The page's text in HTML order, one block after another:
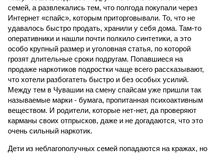
семей, а развлекались тем, что полгода покупали через
Интернет «спайс», которым приторговывали. То, что не
удавалось быстро продать, хранили у себя дома. Там-то
оперативники и нашли почти полкило синтетики, а это
особо крупный размер и уголовная статья, по которой
грозят длительные сроки подругам. Попавшиеся на
продаже наркотиков подростки чаще всего рассказывают,
что хотели разбогатеть быстро и без особых усилий.
Между тем в Чувашии на смену спайсам уже пришли так
называемые марки - бумага, пропитанная психоактивным
веществом. И родители, которые нет-нет, да проверяют
карманы своих отпрысков, даже и не догадаются, что это
очень сильный наркотик.
Дети из неблагополучных семей попадаются на кражах, но